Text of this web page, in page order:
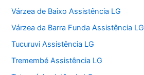
Várzea de Baixo Assistência LG
Várzea da Barra Funda Assistência LG
Tucuruvi Assistência LG
Tremembé Assistência LG